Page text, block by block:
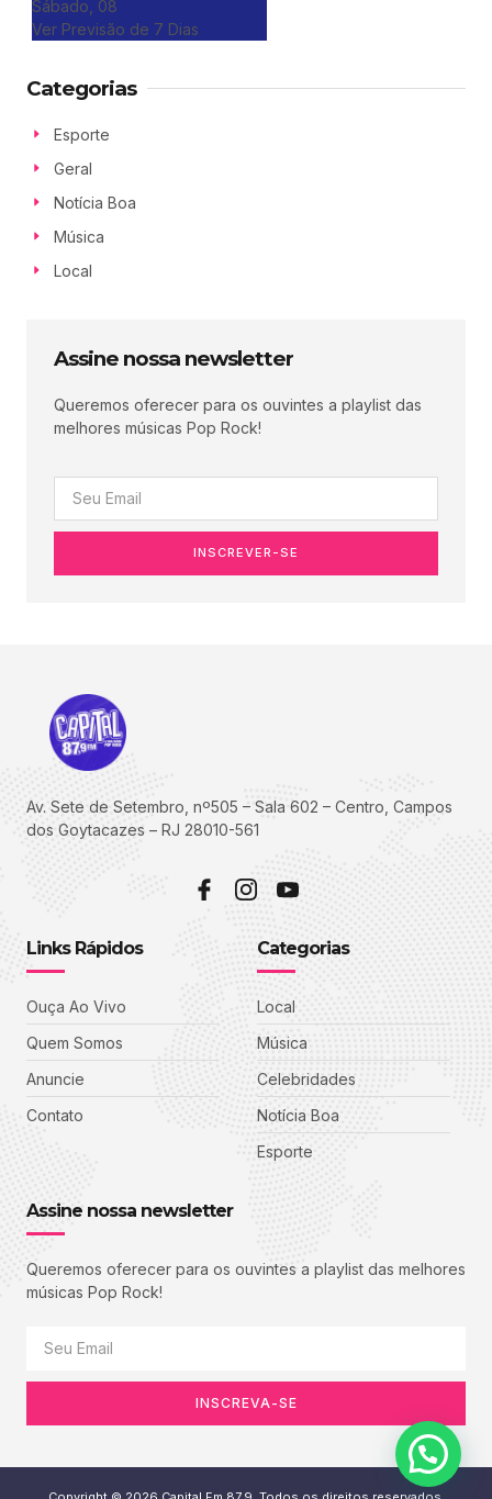
Sábado, 08
Ver Previsão de 7 Dias
Categorias
Esporte
Geral
Notícia Boa
Música
Local
Assine nossa newsletter
Queremos oferecer para os ouvintes a playlist das
melhores músicas Pop Rock!
INSCREVER-SE
Av. Sete de Setembro, nº505 – Sala 602 – Centro, Campos
dos Goytacazes – RJ 28010-561
Links Rápidos
Ouça Ao Vivo
Quem Somos
Anuncie
Contato
Categorias
Local
Música
Celebridades
Notícia Boa
Esporte
Assine nossa newsletter
Queremos oferecer para os ouvintes a playlist das melhores
músicas Pop Rock!
INSCREVA-SE